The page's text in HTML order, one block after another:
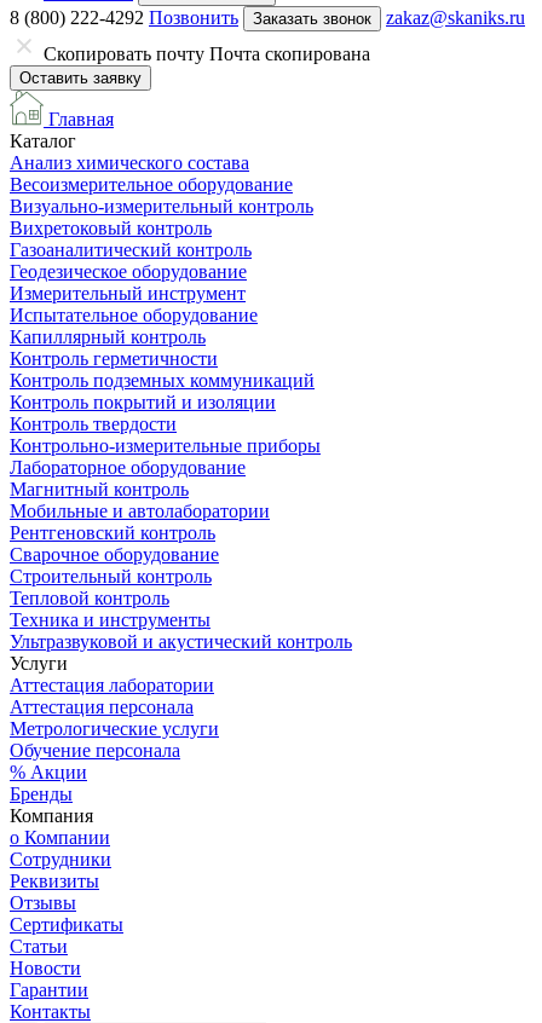
8 (800) 222-4292 Позвонить Заказать звонок
zakaz@skaniks.ru
Скопировать почту Почта скопирована
Оставить заявку
Главная
Каталог
Анализ химического состава
Весоизмерительное оборудование
Визуально-измерительный контроль
Вихретоковый контроль
Газоаналитический контроль
Геодезическое оборудование
Измерительный инструмент
Испытательное оборудование
Капиллярный контроль
Контроль герметичности
Контроль подземных коммуникаций
Контроль покрытий и изоляции
Контроль твердости
Контрольно-измерительные приборы
Лабораторное оборудование
Магнитный контроль
Мобильные и автолаборатории
Рентгеновский контроль
Сварочное оборудование
Строительный контроль
Тепловой контроль
Техника и инструменты
Ультразвуковой и акустический контроль
Услуги
Аттестация лаборатории
Аттестация персонала
Метрологические услуги
Обучение персонала
% Акции
Бренды
Компания
о Компании
Сотрудники
Реквизиты
Отзывы
Сертификаты
Статьи
Новости
Гарантии
Контакты